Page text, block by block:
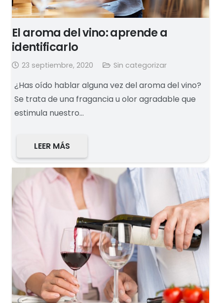
El aroma del vino: aprende a
identificarlo
23 septiembre, 2020 Sin categorizar
¿Has oído hablar alguna vez del aroma del vino?
Se trata de una fragancia u olor agradable que
estimula nuestro…
LEER MÁS